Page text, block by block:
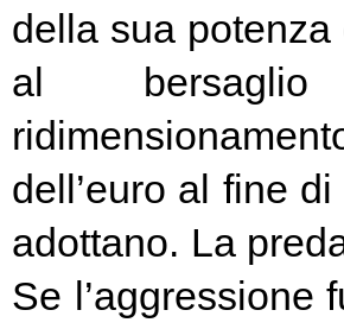
della sua
al
dell’euro al fine
adottano. La
Se l’aggressione